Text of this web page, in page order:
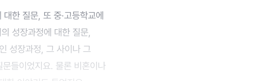
한 질문, 또 중·고등학교에
성장과정에 대한 질문,
성장과정, 그 사이나 그
들이었지요. 물론 비혼이나